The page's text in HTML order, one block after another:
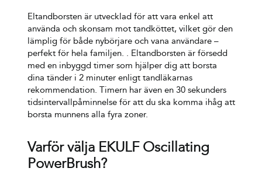
Eltandborsten är utvecklad för att vara enkel att
använda och skonsam mot tandköttet, vilket gör den
lämplig för både nybörjare och vana användare –
perfekt för hela familjen. . Eltandborsten är försedd
med en inbyggd timer som hjälper dig att borsta
dina tänder i 2 minuter enligt tandläkarnas
rekommendation. Timern har även en 30 sekunders
tidsintervallpåminnelse för att du ska komma ihåg att
borsta munnens alla fyra zoner.
Varför välja EKULF Oscillating
PowerBrush?